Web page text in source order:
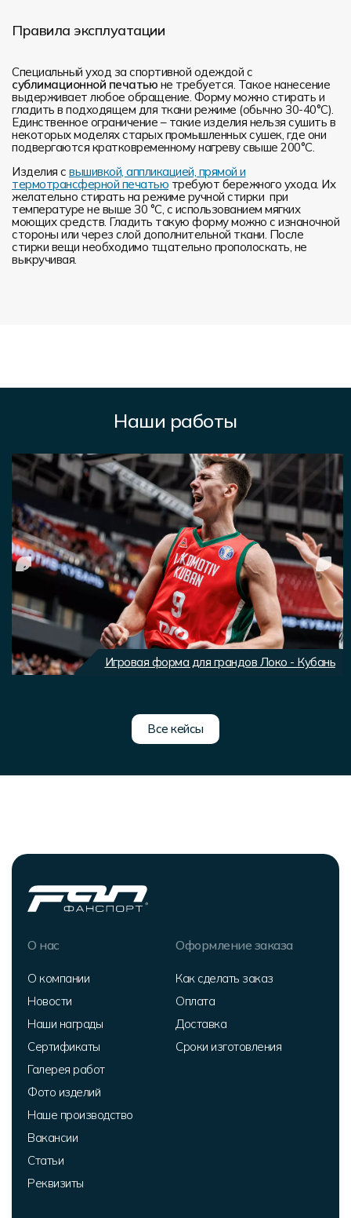
Правила эксплуатации
Специальный уход за спортивной одеждой с
сублимационной печатью не требуется. Такое нанесение
выдерживает любое обращение. Форму можно стирать и
гладить в подходящем для ткани режиме (обычно 30-40°С).
Единственное ограничение – такие изделия нельзя сушить в
некоторых моделях старых промышленных сушек, где они
подвергаются кратковременному нагреву свыше 200°С.
Изделия с вышивкой, аппликацией, прямой и
термотрансферной печатью требуют бережного ухода. Их
желательно стирать на режиме ручной стирки при
температуре не выше 30 °C, с использованием мягких
моющих средств. Гладить такую форму можно с изнаночной
стороны или через слой дополнительной ткани. После
стирки вещи необходимо тщательно прополоскать, не
выкручивая.
Наши работы
Игровая форма для грандов Локо - Кубань
Все кейсы
О нас
О компании
Новости
Наши награды
Сертификаты
Галерея работ
Фото изделий
Наше производство
Вакансии
Статьи
Реквизиты
Оформление заказа
Как сделать заказ
Оплата
Доставка
Сроки изготовления